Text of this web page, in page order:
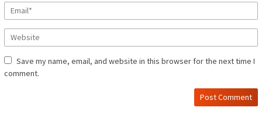
Save my name, email, and website in this browser for the next time I
comment.